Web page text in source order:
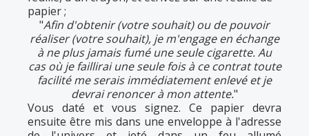
papier ;
"Afin d'obtenir (votre souhait) ou de pouvoir
réaliser (votre souhait), je m'engage en échange
à ne plus jamais fumé une seule cigarette. Au
cas où je faillirai une seule fois à ce contrat toute
facilité me serais immédiatement enlevé et je
devrai renoncer à mon attente."
Vous daté et vous signez. Ce papier devra
ensuite être mis dans une enveloppe à l'adresse